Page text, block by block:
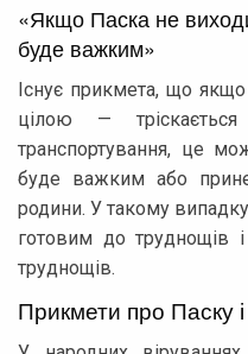
«Якщо Паска не
буде важким»
Існує прикмета, що
цілою —
транспортування, це
буде важким або
родини. У такому
готовим до труднощів
труднощів.
Прикмети про Паску